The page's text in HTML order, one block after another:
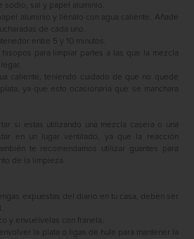
sodio, sal y papel aluminio.
aluminio y llénalo con agua caliente. Añade
de cada uno.
entre 5 y 10 minutos.
para limpiar partes a las que la mezcla
caliente, teniendo cuidado de que no quede
ya que esto ocasionaría que se manchara
si estas utilizando una mezcla casera o una
en un lugar ventilado, ya que la reacción
te recomendamos utilizar guantes para
de la limpieza.
expuestas del diario en tu casa, deben ser
y envuélvelas con franela.
la plata o ligas de hule para mantener la